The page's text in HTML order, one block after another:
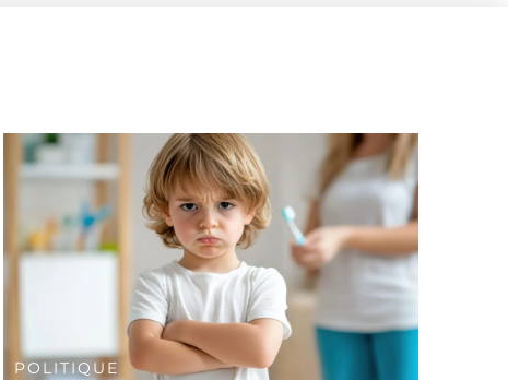
COMMUNIQUÉ DE PRESSE